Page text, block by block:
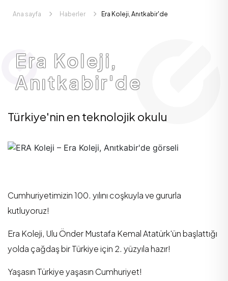
Ana sayfa Haberler Era Koleji, Anıtkabir'de
Era Koleji,
Anıtkabir'de
Türkiye'nin en teknolojik okulu
Cumhuriyetimizin 100. yılını coşkuyla ve gururla
kutluyoruz!
Era Koleji, Ulu Önder Mustafa Kemal Atatürk'ün başlattığı
yolda çağdaş bir Türkiye için 2. yüzyıla hazır!
Yaşasın Türkiye yaşasın Cumhuriyet!